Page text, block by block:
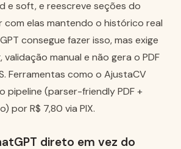
e soft, e reescreve seções do
com elas mantendo o histórico real
consegue fazer isso, mas exige
manual e não gera o PDF
Ferramentas como o AjustaCV
pipeline (parser-friendly PDF +
por R$ 7,80 via PIX.
direto em vez do